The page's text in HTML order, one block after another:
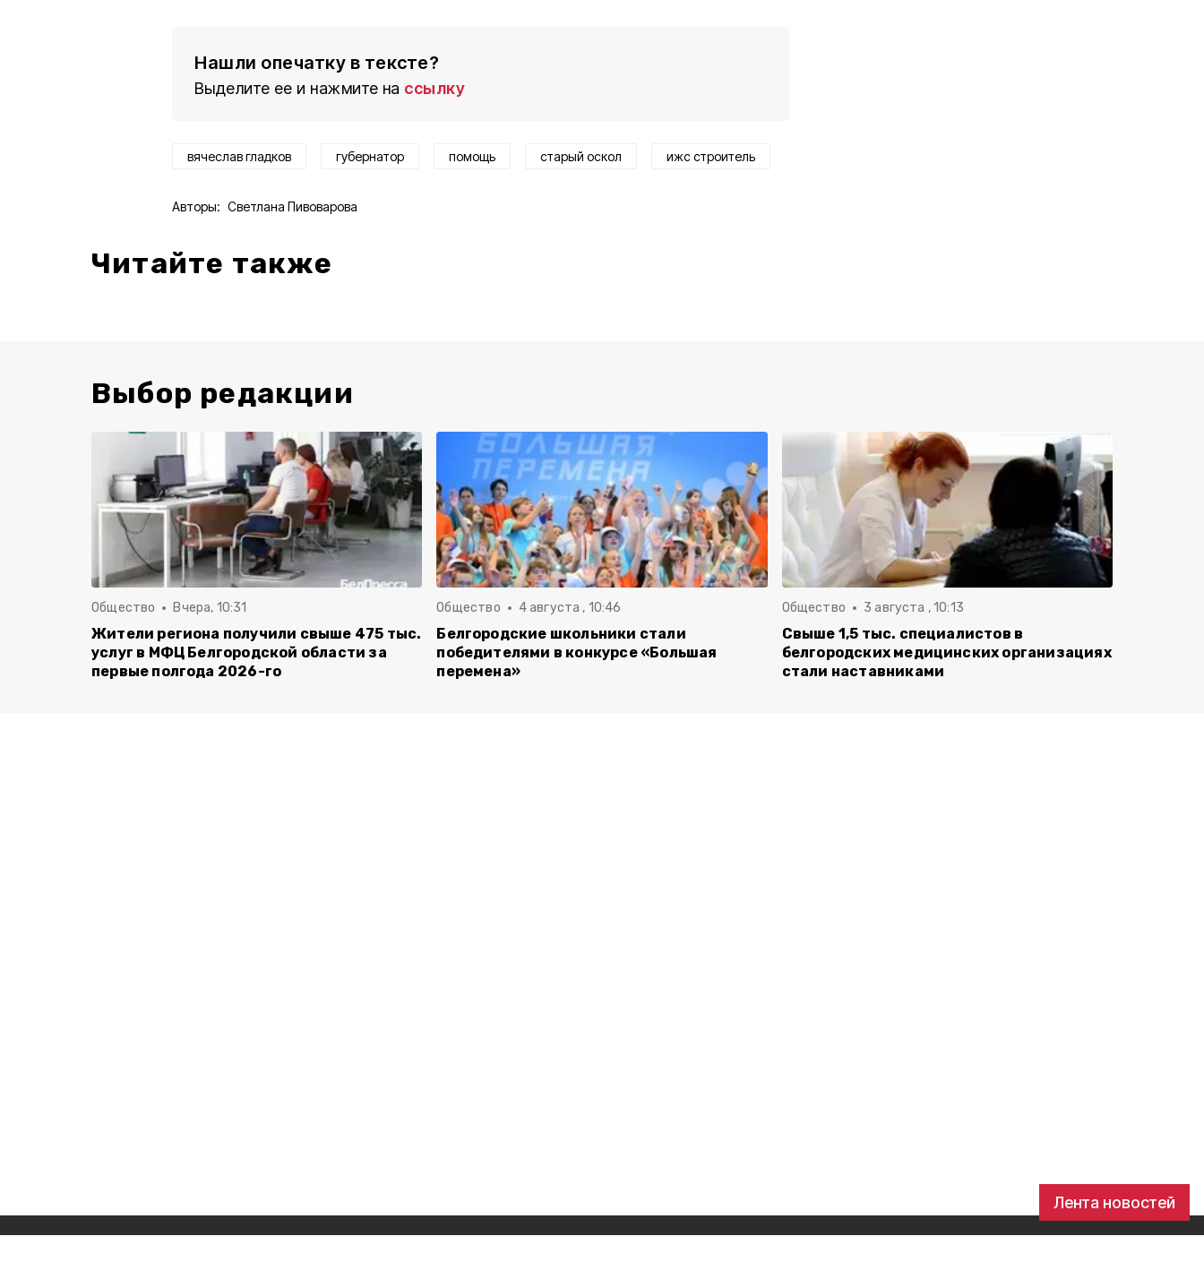
Лента новостей
Нашли опечатку в тексте?
Выделите ее и нажмите на ссылку
вячеслав гладков губернатор помощь старый оскол ижс строитель
Авторы: Светлана Пивоварова
Читайте также
Выбор редакции
Общество Вчера, 10:31
Жители региона получили свыше 475 тыс.
услуг в МФЦ Белгородской области за
первые полгода 2026-го
Общество 4 августа , 10:46
Белгородские школьники стали
победителями в конкурсе «Большая
перемена»
Общество 3 августа , 10:13
Свыше 1,5 тыс. специалистов в
белгородских медицинских организациях
стали наставниками